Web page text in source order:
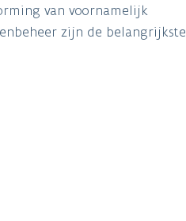
van voornamelijk
zijn de belangrijkste